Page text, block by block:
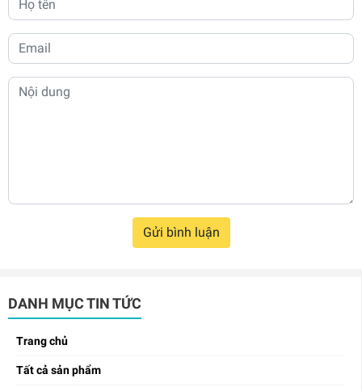
DANH MỤC TIN TỨC
Trang chủ
Tất cả sản phẩm
Gửi bình luận